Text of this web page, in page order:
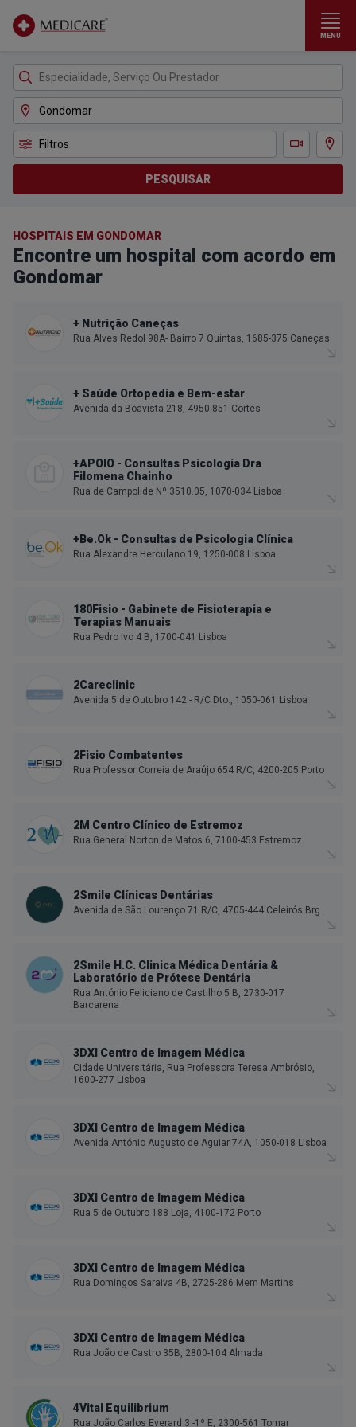
MENU
Filtros
Teleconsulta
Ver
PESQUISAR
HOSPITAIS EM GONDOMAR
Encontre um hospital com acordo em
Gondomar
+ Nutrição Caneças
Rua Alves Redol 98A- Bairro 7 Quintas, 1685-375 Caneças
+ Saúde Ortopedia e Bem-estar
Avenida da Boavista 218, 4950-851 Cortes
+APOIO - Consultas Psicologia Dra
Filomena Chainho
Rua de Campolide Nº 3510.05, 1070-034 Lisboa
+Be.Ok - Consultas de Psicologia Clínica
Rua Alexandre Herculano 19, 1250-008 Lisboa
180Fisio - Gabinete de Fisioterapia e
Terapias Manuais
Rua Pedro Ivo 4 B, 1700-041 Lisboa
2Careclinic
Avenida 5 de Outubro 142 - R/C Dto., 1050-061 Lisboa
2Fisio Combatentes
Rua Professor Correia de Araújo 654 R/C, 4200-205 Porto
2M Centro Clínico de Estremoz
Rua General Norton de Matos 6, 7100-453 Estremoz
2Smile Clínicas Dentárias
Avenida de São Lourenço 71 R/C, 4705-444 Celeirós Brg
2Smile H.C. Clinica Médica Dentária &
Laboratório de Prótese Dentária
Rua António Feliciano de Castilho 5 B, 2730-017
Barcarena
3DXI Centro de Imagem Médica
Cidade Universitária, Rua Professora Teresa Ambrósio,
1600-277 Lisboa
3DXI Centro de Imagem Médica
Avenida António Augusto de Aguiar 74A, 1050-018 Lisboa
3DXI Centro de Imagem Médica
Rua 5 de Outubro 188 Loja, 4100-172 Porto
3DXI Centro de Imagem Médica
Rua Domingos Saraiva 4B, 2725-286 Mem Martins
3DXI Centro de Imagem Médica
Rua João de Castro 35B, 2800-104 Almada
4Vital Equilibrium
Rua João Carlos Everard 3 -1º E, 2300-561 Tomar